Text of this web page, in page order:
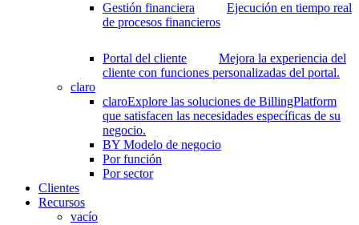
Gestión financiera
Ejecución en tiempo real
de procesos financieros
Portal del cliente
Mejora la experiencia del
cliente con funciones personalizadas del portal.
claro
claroExplore las soluciones de BillingPlatform
que satisfacen las necesidades específicas de su
negocio.
BY Modelo de negocio
Por función
Por sector
Clientes
Recursos
vacío